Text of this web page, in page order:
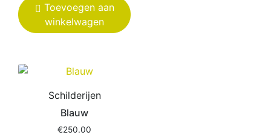
Toevoegen aan
winkelwagen
Schilderijen
Blauw
€250.00